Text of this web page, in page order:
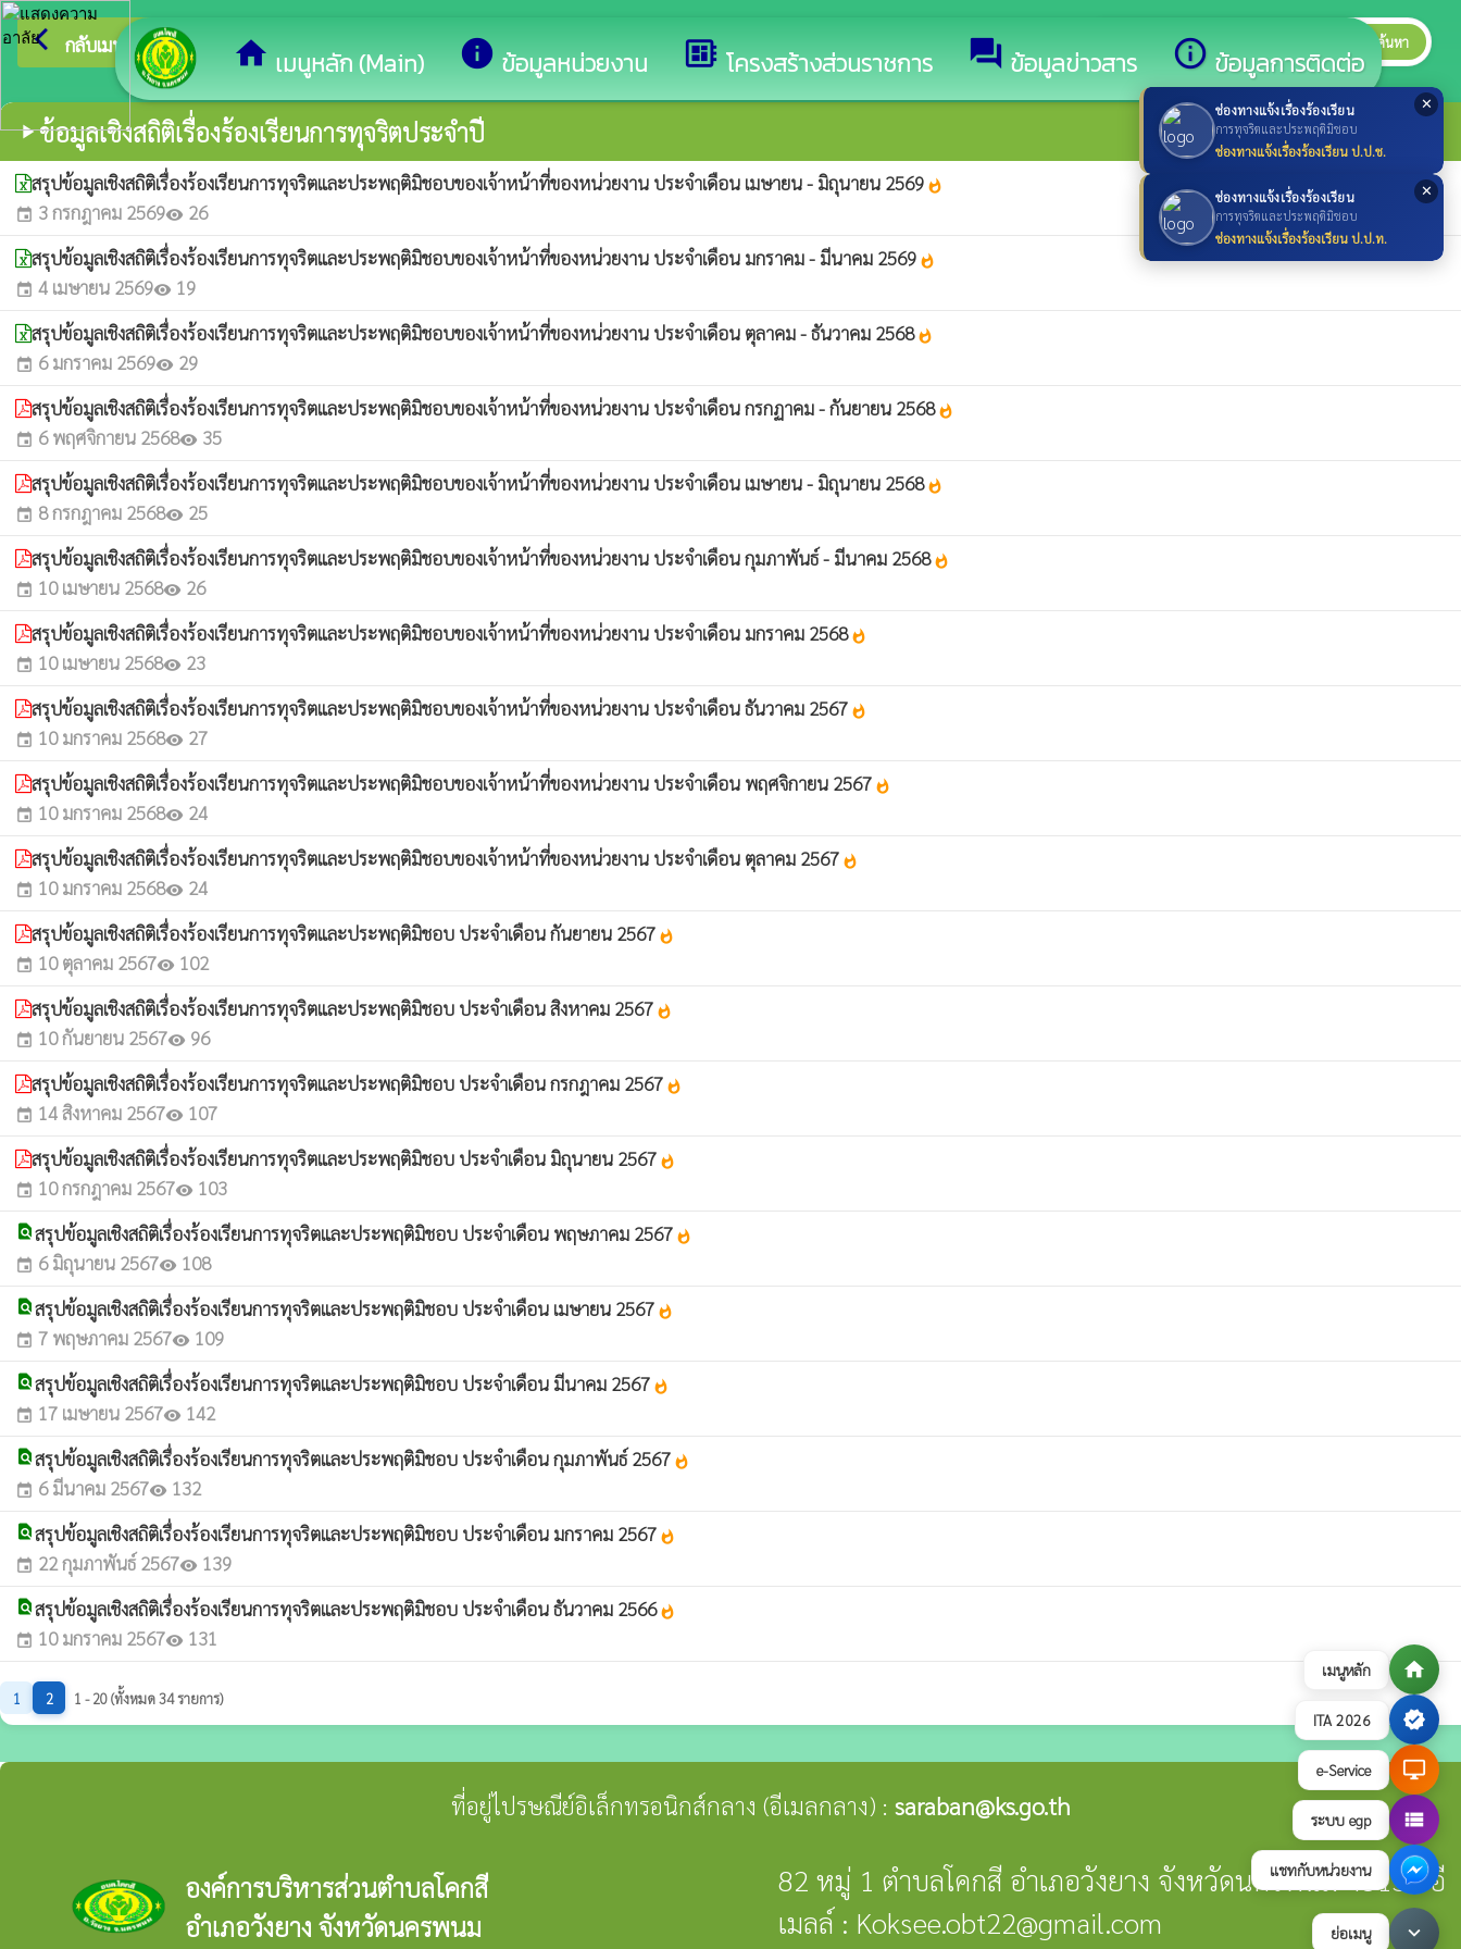
เมนูหลัก home
ITA 2026 verified
e-Service desktop_windows
ระบบ egp view_list
แชทกับหน่วยงาน
ย่อเมนู keyboard_arrow_down
✕
ช่องทางแจ้งเรื่องร้องเรียน
การทุจริตและประพฤติมิชอบ
ช่องทางแจ้งเรื่องร้องเรียน ป.ป.ช.
✕
ช่องทางแจ้งเรื่องร้องเรียน
การทุจริตและประพฤติมิชอบ
ช่องทางแจ้งเรื่องร้องเรียน ป.ป.ท.
home เมนูหลัก (Main) info ข้อมูลหน่วยงาน developer_board โครงสร้างส่วนราชการ forum ข้อมูลข่าวสาร info_outline ข้อมูลการติดต่อ
arrow_back_ios กลับเมนูหลัก ยินดีต้อนรับสู่เว็บไซต์ของ องค์การบริหารส่วนตำบลโคกสี ค้นหา
play_arrowข้อมูลเชิงสถิติเรื่องร้องเรียนการทุจริตประจำปี
สรุปข้อมูลเชิงสถิติเรื่องร้องเรียนการทุจริตและประพฤติมิชอบของเจ้าหน้าที่ของหน่วยงาน ประจำเดือน เมษายน - มิถุนายน 2569 whatshot
event 3 กรกฎาคม 2569visibility 26
สรุปข้อมูลเชิงสถิติเรื่องร้องเรียนการทุจริตและประพฤติมิชอบของเจ้าหน้าที่ของหน่วยงาน ประจำเดือน มกราคม - มีนาคม 2569 whatshot
event 4 เมษายน 2569visibility 19
สรุปข้อมูลเชิงสถิติเรื่องร้องเรียนการทุจริตและประพฤติมิชอบของเจ้าหน้าที่ของหน่วยงาน ประจำเดือน ตุลาคม - ธันวาคม 2568whatshot
event 6 มกราคม 2569visibility 29
สรุปข้อมูลเชิงสถิติเรื่องร้องเรียนการทุจริตและประพฤติมิชอบของเจ้าหน้าที่ของหน่วยงาน ประจำเดือน กรกฏาคม - กันยายน 2568whatshot
event 6 พฤศจิกายน 2568visibility 35
สรุปข้อมูลเชิงสถิติเรื่องร้องเรียนการทุจริตและประพฤติมิชอบของเจ้าหน้าที่ของหน่วยงาน ประจำเดือน เมษายน - มิถุนายน 2568whatshot
event 8 กรกฎาคม 2568visibility 25
สรุปข้อมูลเชิงสถิติเรื่องร้องเรียนการทุจริตและประพฤติมิชอบของเจ้าหน้าที่ของหน่วยงาน ประจำเดือน กุมภาพันธ์ - มีนาคม 2568whatshot
event 10 เมษายน 2568visibility 26
สรุปข้อมูลเชิงสถิติเรื่องร้องเรียนการทุจริตและประพฤติมิชอบของเจ้าหน้าที่ของหน่วยงาน ประจำเดือน มกราคม 2568whatshot
event 10 เมษายน 2568visibility 23
สรุปข้อมูลเชิงสถิติเรื่องร้องเรียนการทุจริตและประพฤติมิชอบของเจ้าหน้าที่ของหน่วยงาน ประจำเดือน ธันวาคม 2567 whatshot
event 10 มกราคม 2568visibility 27
สรุปข้อมูลเชิงสถิติเรื่องร้องเรียนการทุจริตและประพฤติมิชอบของเจ้าหน้าที่ของหน่วยงาน ประจำเดือน พฤศจิกายน 2567 whatshot
event 10 มกราคม 2568visibility 24
สรุปข้อมูลเชิงสถิติเรื่องร้องเรียนการทุจริตและประพฤติมิชอบของเจ้าหน้าที่ของหน่วยงาน ประจำเดือน ตุลาคม 2567 whatshot
event 10 มกราคม 2568visibility 24
สรุปข้อมูลเชิงสถิติเรื่องร้องเรียนการทุจริตและประพฤติมิชอบ ประจำเดือน กันยายน 2567 whatshot
event 10 ตุลาคม 2567visibility 102
สรุปข้อมูลเชิงสถิติเรื่องร้องเรียนการทุจริตและประพฤติมิชอบ ประจำเดือน สิงหาคม 2567 whatshot
event 10 กันยายน 2567visibility 96
สรุปข้อมูลเชิงสถิติเรื่องร้องเรียนการทุจริตและประพฤติมิชอบ ประจำเดือน กรกฎาคม 2567 whatshot
event 14 สิงหาคม 2567visibility 107
สรุปข้อมูลเชิงสถิติเรื่องร้องเรียนการทุจริตและประพฤติมิชอบ ประจำเดือน มิถุนายน 2567 whatshot
event 10 กรกฎาคม 2567visibility 103
find_in_pageสรุปข้อมูลเชิงสถิติเรื่องร้องเรียนการทุจริตและประพฤติมิชอบ ประจำเดือน พฤษภาคม 2567 whatshot
event 6 มิถุนายน 2567visibility 108
find_in_pageสรุปข้อมูลเชิงสถิติเรื่องร้องเรียนการทุจริตและประพฤติมิชอบ ประจำเดือน เมษายน 2567 whatshot
event 7 พฤษภาคม 2567visibility 109
find_in_pageสรุปข้อมูลเชิงสถิติเรื่องร้องเรียนการทุจริตและประพฤติมิชอบ ประจำเดือน มีนาคม 2567 whatshot
event 17 เมษายน 2567visibility 142
find_in_pageสรุปข้อมูลเชิงสถิติเรื่องร้องเรียนการทุจริตและประพฤติมิชอบ ประจำเดือน กุมภาพันธ์ 2567 whatshot
event 6 มีนาคม 2567visibility 132
find_in_pageสรุปข้อมูลเชิงสถิติเรื่องร้องเรียนการทุจริตและประพฤติมิชอบ ประจำเดือน มกราคม 2567 whatshot
event 22 กุมภาพันธ์ 2567visibility 139
find_in_pageสรุปข้อมูลเชิงสถิติเรื่องร้องเรียนการทุจริตและประพฤติมิชอบ ประจำเดือน ธันวาคม 2566whatshot
event 10 มกราคม 2567visibility 131
1 2 1 - 20 (ทั้งหมด 34 รายการ)
ที่อยู่ไปรษณีย์อิเล็กทรอนิกส์กลาง (อีเมลกลาง) : saraban@ks.go.th
องค์การบริหารส่วนตำบลโคกสี
อำเภอวังยาง จังหวัดนครพนม
82 หมู่ 1 ตำบลโคกสี อำเภอวังยาง จังหวัดนครพนม 48130 อี
เมลล์ : Koksee.obt22@gmail.com